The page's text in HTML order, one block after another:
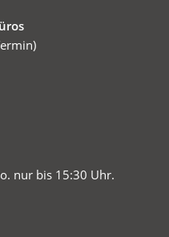
)
nur bis 15:30 Uhr.